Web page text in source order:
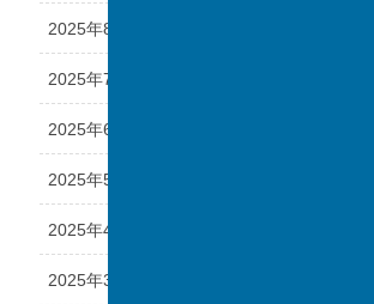
2025年8月
2025年7月
2025年6月
2025年5月
2025年4月
2025年3月